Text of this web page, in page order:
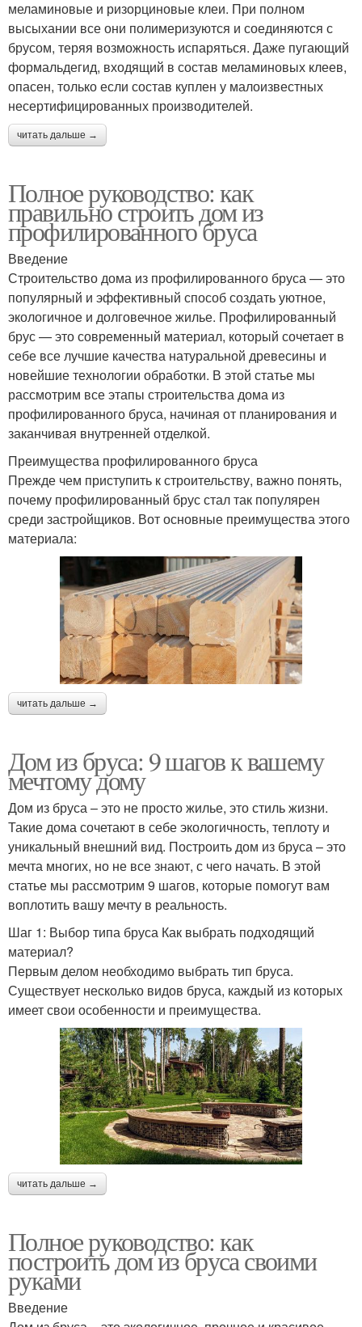
меламиновые и ризорциновые клеи. При полном
высыхании все они полимеризуются и соединяются с
брусом, теряя возможность испаряться. Даже пугающий
формальдегид, входящий в состав меламиновых клеев,
опасен, только если состав куплен у малоизвестных
несертифицированных производителей.
читать дальше →
Полное руководство: как
правильно строить дом из
профилированного бруса
Введение
Строительство дома из профилированного бруса — это
популярный и эффективный способ создать уютное,
экологичное и долговечное жилье. Профилированный
брус — это современный материал, который сочетает в
себе все лучшие качества натуральной древесины и
новейшие технологии обработки. В этой статье мы
рассмотрим все этапы строительства дома из
профилированного бруса, начиная от планирования и
заканчивая внутренней отделкой.
Преимущества профилированного бруса
Прежде чем приступить к строительству, важно понять,
почему профилированный брус стал так популярен
среди застройщиков. Вот основные преимущества этого
материала:
читать дальше →
Дом из бруса: 9 шагов к вашему
мечтому дому
Дом из бруса – это не просто жилье, это стиль жизни.
Такие дома сочетают в себе экологичность, теплоту и
уникальный внешний вид. Построить дом из бруса – это
мечта многих, но не все знают, с чего начать. В этой
статье мы рассмотрим 9 шагов, которые помогут вам
воплотить вашу мечту в реальность.
Шаг 1: Выбор типа бруса Как выбрать подходящий
материал?
Первым делом необходимо выбрать тип бруса.
Существует несколько видов бруса, каждый из которых
имеет свои особенности и преимущества.
читать дальше →
Полное руководство: как
построить дом из бруса своими
руками
Введение